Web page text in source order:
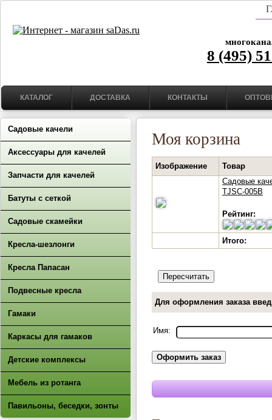
8 (495)
КАТАЛОГ ДОСТАВКА КОНТАКТЫ
Садовые качели
Аксессуары для качелей
Запчасти для качелей
Батуты с сеткой
Садовые скамейки
Кресла-шезлонги
Кресла Папасан
Подвесные кресла
Гамаки
Каркасы для гамаков
Детские комплексы
Мебель из ротанга
Павильоны, беседки, зонты
Моя корзина
Изображение
Товар
Садовые
TJSC-005B
Рейтинг:
Итого:
Для оформления заказа
Имя: